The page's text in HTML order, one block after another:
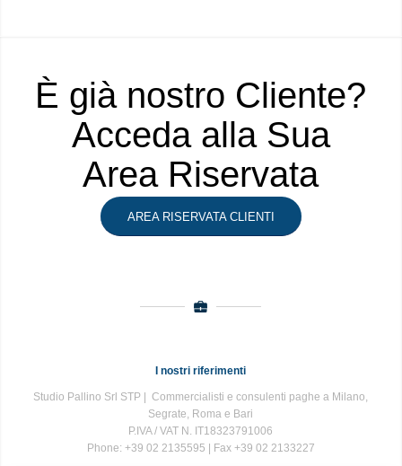
È già nostro Cliente?
Acceda alla Sua
Area Riservata
AREA RISERVATA CLIENTI
I nostri riferimenti
Studio Pallino Srl STP | Commercialisti e consulenti paghe a Milano,
Segrate, Roma e Bari
P.IVA / VAT N. IT18323791006
Phone: +39 02 2135595 | Fax +39 02 2133227